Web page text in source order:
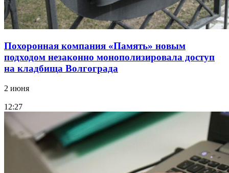
Похоронная компания «Память» новым
подходом незаконно монополизировала доступ
на кладбища Волгограда
2 июня
12:27